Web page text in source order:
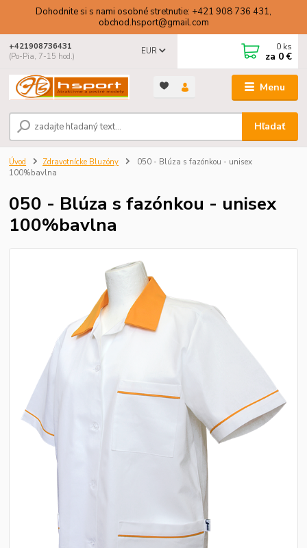
Dohodnite si s nami osobné stretnutie: +421 908 736 431,
obchod.hsport@gmail.com
Menu
EUR
Hľadať
+421908736431
(Po-Pia, 7-15 hod.)
0 ks
za 0 €
Úvod Zdravotnícke Bluzóny
050 - Blúza s fazónkou - unisex
100%bavlna
050 - Blúza s fazónkou - unisex
100%bavlna